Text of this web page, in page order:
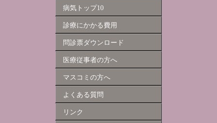
病気トップ10
診療にかかる費用
問診票ダウンロード
医療従事者の方へ
マスコミの方へ
よくある質問
リンク